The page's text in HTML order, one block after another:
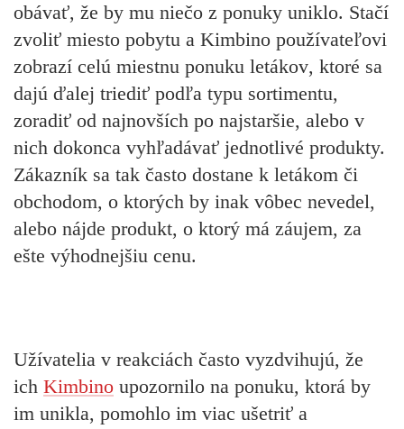
obávať, že by mu niečo z ponuky uniklo. Stačí
zvoliť miesto pobytu a Kimbino používateľovi
zobrazí celú miestnu ponuku letákov, ktoré sa
dajú ďalej triediť podľa typu sortimentu,
zoradiť od najnovších po najstaršie, alebo v
nich dokonca vyhľadávať jednotlivé produkty.
Zákazník sa tak často dostane k letákom či
obchodom, o ktorých by inak vôbec nevedel,
alebo nájde produkt, o ktorý má záujem, za
ešte výhodnejšiu cenu.
Užívatelia v reakciách často vyzdvihujú, že
ich Kimbino upozornilo na ponuku, ktorá by
im unikla, pomohlo im viac ušetriť a